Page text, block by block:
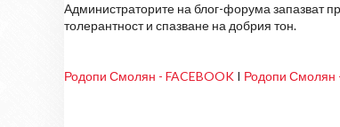
Администраторите на блог-форума запазват
толерантност и спазване на добрия тон.
Родопи Смолян - FACEBOOK I Родопи Смолян